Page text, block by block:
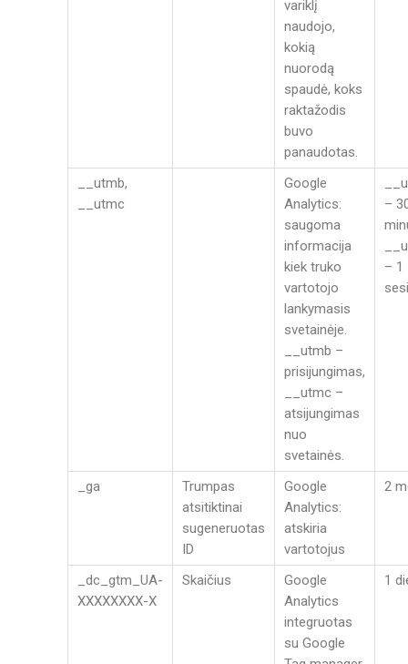
variklį
naudojo,
kokią
nuorodą
spaudė, koks
raktažodis
buvo
panaudotas.
__utmb,
__utmc
Google
Analytics:
saugoma
informacija
kiek truko
vartotojo
lankymasis
svetainėje.
__utmb –
prisijungimas,
__utmc –
atsijungimas
nuo
svetainės.
–
– 1
_ga
Trumpas
atsitiktinai
sugeneruotas
ID
Google
Analytics:
atskiria
vartotojus
2
_dc_gtm_UA-
XXXXXXXX-X
Skaičius
Google
Analytics
integruotas
su Google
1